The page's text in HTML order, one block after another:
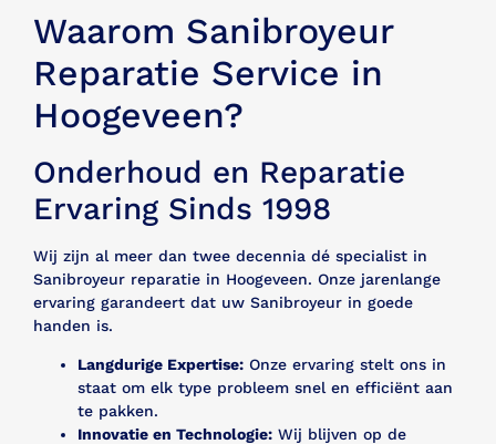
Waarom Sanibroyeur
Reparatie Service in
Hoogeveen?
Onderhoud en Reparatie
Ervaring Sinds 1998
Wij zijn al meer dan twee decennia dé specialist in
Sanibroyeur reparatie in Hoogeveen. Onze jarenlange
ervaring garandeert dat uw Sanibroyeur in goede
handen is.
Langdurige Expertise: Onze ervaring stelt ons in
staat om elk type probleem snel en efficiënt aan
te pakken.
Innovatie en Technologie: Wij blijven op de